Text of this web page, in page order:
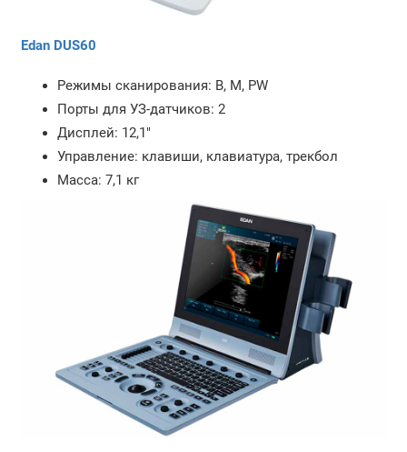
Edan DUS60
Режимы сканирования: B, M, PW
Порты для УЗ-датчиков: 2
Дисплей: 12,1"
Управление: клавиши, клавиатура, трекбол
Масса: 7,1 кг